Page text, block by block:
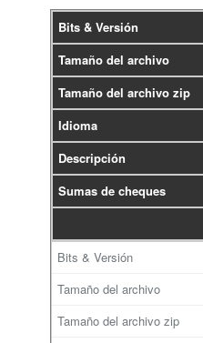
Bits & Versión
Tamaño del archivo
Tamaño del archivo zip
Idioma
Descripción
Sumas de cheques